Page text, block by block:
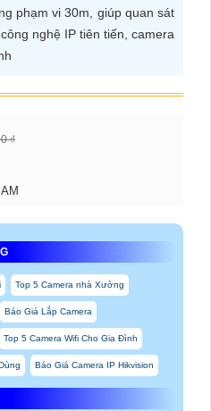
phạm vi 30m, giúp quan sát
nghệ IP tiên tiến, camera
₫
Top 5 Camera nhà Xưởng
Báo Giá Lắp Camera
Top 5 Camera Wifi Cho Gia Đình
Báo Giá Camera IP Hikvision